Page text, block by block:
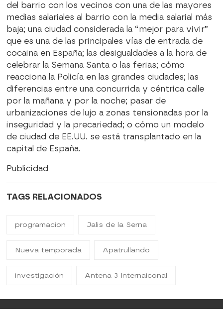
del barrio con los vecinos con una de las mayores
medias salariales al barrio con la media salarial más
baja; una ciudad considerada la “mejor para vivir”
que es una de las principales vías de entrada de
cocaina en España; las desigualdades a la hora de
celebrar la Semana Santa o las ferias; cómo
reacciona la Policía en las grandes ciudades; las
diferencias entre una concurrida y céntrica calle
por la mañana y por la noche; pasar de
urbanizaciones de lujo a zonas tensionadas por la
inseguridad y la precariedad; o cómo un modelo
de ciudad de EE.UU. se está transplantado en la
capital de España.
Publicidad
TAGS RELACIONADOS
programacion Jalis de la Serna
Nueva temporada Apatrullando
investigación Antena 3 Internaiconal